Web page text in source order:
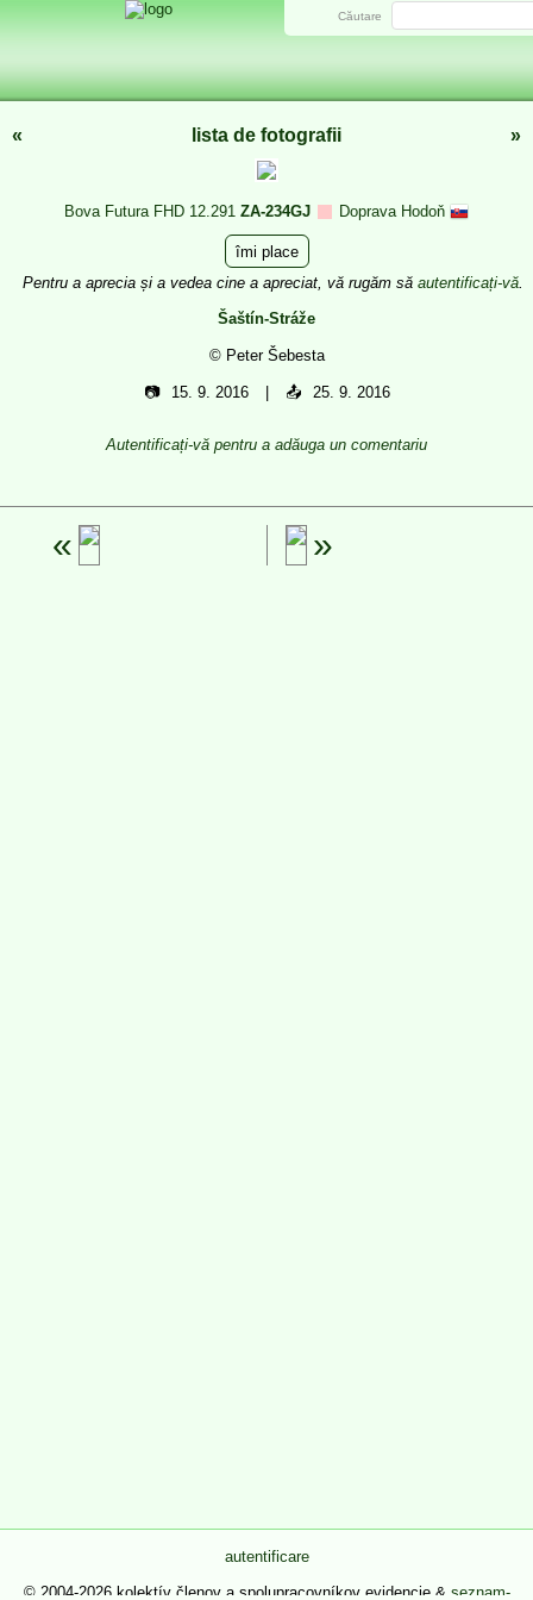
« lista de fotografii »
Bova Futura FHD 12.291 ZA-234GJ Doprava Hodoň
îmi place
Pentru a aprecia și a vedea cine a apreciat, vă rugăm să autentificați-vă.
Šaštín-Stráže
© Peter Šebesta
📷 15. 9. 2016 📤 25. 9. 2016
Autentificați-vă pentru a adăuga un comentariu
Căutare
autentificare
© 2004-2026 kolektív členov a spolupracovníkov evidencie & seznam-